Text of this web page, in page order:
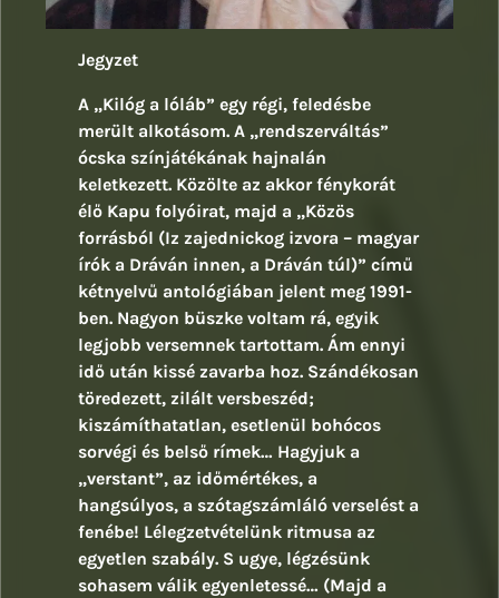
Jegyzet
A „Kilóg a lóláb” egy régi, feledésbe
merült alkotásom. A „rendszerváltás”
ócska színjátékának hajnalán
keletkezett. Közölte az akkor fénykorát
élő Kapu folyóirat, majd a „Közös
forrásból (Iz zajednickog izvora – magyar
írók a Dráván innen, a Dráván túl)” című
kétnyelvű antológiában jelent meg 1991-
ben. Nagyon büszke voltam rá, egyik
legjobb versemnek tartottam. Ám ennyi
idő után kissé zavarba hoz. Szándékosan
töredezett, zilált versbeszéd;
kiszámíthatatlan, esetlenül bohócos
sorvégi és belső rímek… Hagyjuk a
„verstant”, az időmértékes, a
hangsúlyos, a szótagszámláló verselést a
fenébe! Lélegzetvételünk ritmusa az
egyetlen szabály. S ugye, légzésünk
sohasem válik egyenletessé… (Majd a